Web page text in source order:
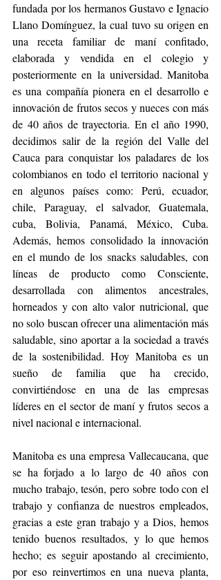
fundada por los hermanos Gustavo e Ignacio
Llano Domínguez, la cual tuvo su origen en
una receta familiar de maní confitado,
elaborada y vendida en el colegio y
posteriormente en la universidad. Manitoba
es una compañía pionera en el desarrollo e
innovación de frutos secos y nueces con más
de 40 años de trayectoria. En el año 1990,
decidimos salir de la región del Valle del
Cauca para conquistar los paladares de los
colombianos en todo el territorio nacional y
en algunos países como: Perú, ecuador,
chile, Paraguay, el salvador, Guatemala,
cuba, Bolivia, Panamá, México, Cuba.
Además, hemos consolidado la innovación
en el mundo de los snacks saludables, con
líneas de producto como Consciente,
desarrollada con alimentos ancestrales,
horneados y con alto valor nutricional, que
no solo buscan ofrecer una alimentación más
saludable, sino aportar a la sociedad a través
de la sostenibilidad. Hoy Manitoba es un
sueño de familia que ha crecido,
convirtiéndose en una de las empresas
líderes en el sector de maní y frutos secos a
nivel nacional e internacional.
Manitoba es una empresa Vallecaucana, que
se ha forjado a lo largo de 40 años con
mucho trabajo, tesón, pero sobre todo con el
trabajo y confianza de nuestros empleados,
gracias a este gran trabajo y a Dios, hemos
tenido buenos resultados, y lo que hemos
hecho; es seguir apostando al crecimiento,
por eso reinvertimos en una nueva planta,